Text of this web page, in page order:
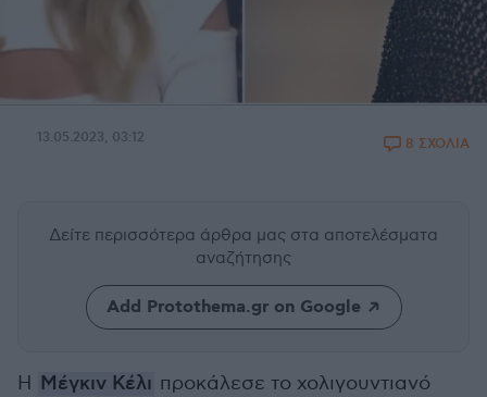
13.05.2023, 03:12 8 ΣΧΟΛΙΑ
Δείτε περισσότερα άρθρα μας στα αποτελέσματα
αναζήτησης
Add Protothema.gr on Google
Η Μέγκιν Κέλι προκάλεσε το χολιγουντιανό